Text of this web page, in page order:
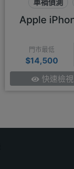
車禍偵測
瀏
Apple
門市最低
$14,500
快速檢視